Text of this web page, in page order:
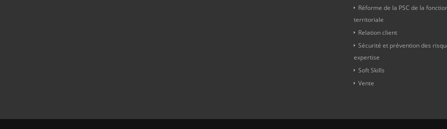
Réforme de la PSC de la
territoriale
Relation client
Sécurité et prévention des
expertise
Soft Skills
Vente